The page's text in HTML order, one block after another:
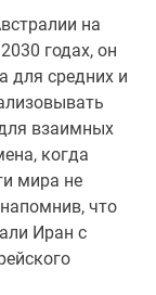
на
годах, он
для средних и
взаимных
когда
мира не
что
Иран с